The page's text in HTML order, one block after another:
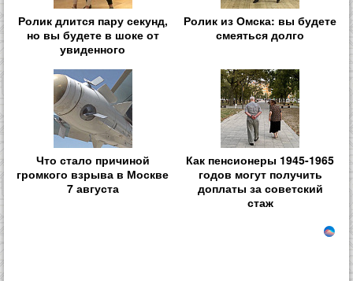
Ролик длится пару секунд,
но вы будете в шоке от
увиденного
Ролик из Омска: вы будете
смеяться долго
Что стало причиной
громкого взрыва в Москве
7 августа
Как пенсионеры 1945-1965
годов могут получить
доплаты за советский
стаж